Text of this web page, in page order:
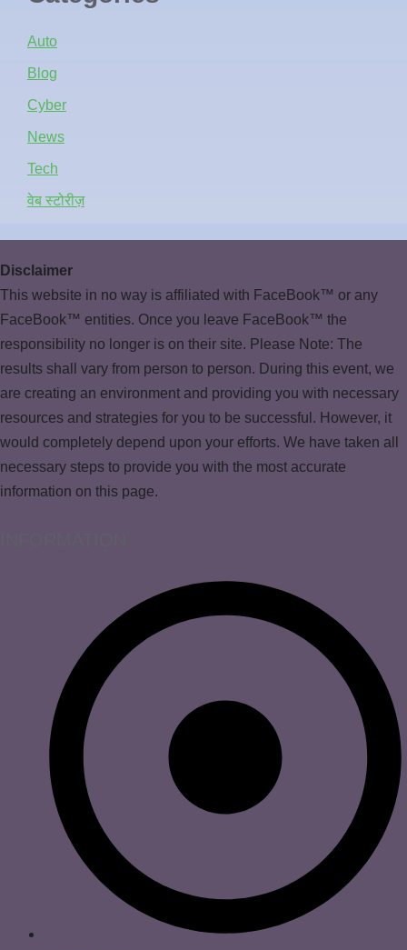
Auto
Blog
Cyber
News
Tech
वेब स्टोरीज़
Disclaimer
This website in no way is affiliated with FaceBook™ or any
FaceBook™ entities. Once you leave FaceBook™ the
responsibility no longer is on their site. Please Note: The
results shall vary from person to person. During this event, we
are creating an environment and providing you with necessary
resources and strategies for you to be successful. However, it
would completely depend upon your efforts. We have taken all
necessary steps to provide you with the most accurate
information on this page.